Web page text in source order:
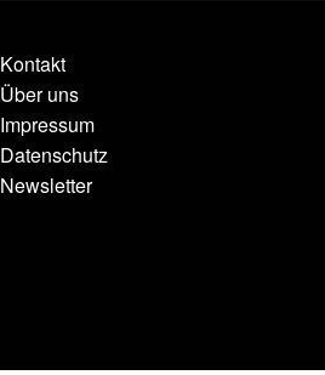
Kontakt
Über uns
Impressum
Datenschutz
Newsletter